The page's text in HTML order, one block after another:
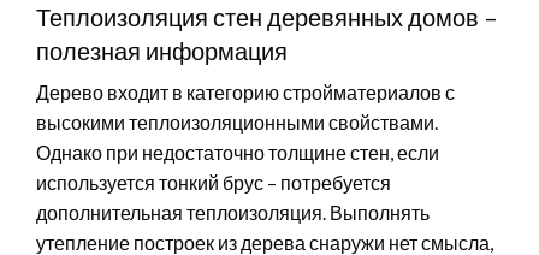
Теплоизоляция стен деревянных домов –
полезная информация
Дерево входит в категорию стройматериалов с
высокими теплоизоляционными свойствами.
Однако при недостаточно толщине стен, если
используется тонкий брус – потребуется
дополнительная теплоизоляция. Выполнять
утепление построек из дерева снаружи нет смысла,